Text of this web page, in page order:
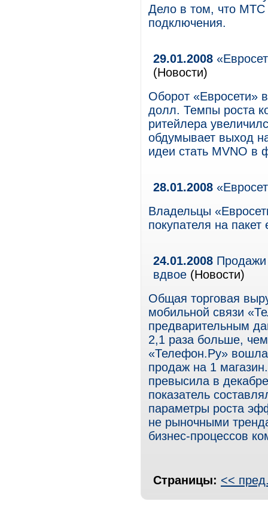
Дело в том, что МТС
подключения.
29.01.2008
(Новости)
Оборот «Евросети»
долл. Темпы роста
ритейлера
обдумывает выход
идеи стать MVNO
28.01.2008
Владельцы
покупателя на
24.01.2008 Продажи
вдвое (Новости)
Общая торговая
мобильной связи
предварительным
2,1 раза больше,
«Телефон.Ру»
продаж на 1
превысила в
показатель
параметры роста
не рыночными
бизнес-процессов
Страницы: <<